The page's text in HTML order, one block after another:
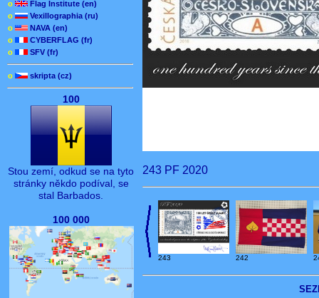
o
Flag Institute (en)
o
Vexillographia (ru)
o
NAVA (en)
o
CYBERFLAG (fr)
o
SFV (fr)
o skripta (cz)
100
Stou zemí, odkud se na tyto
stránky někdo podíval, se
stal Barbados.
100 000
243 PF 2020
243 242